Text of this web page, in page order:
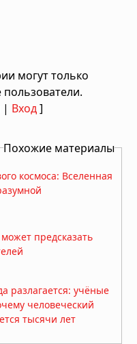
могут только
| Вход]
Похожие материалы
космоса: Вселенная
предсказать
разлагается: учёные
человеческий
тысячи лет